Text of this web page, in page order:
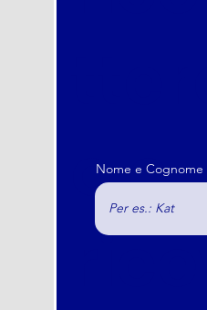
o e
Nome e Cognome